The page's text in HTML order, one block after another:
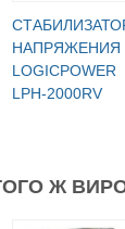
НАПРЯЖЕНИЯ
LOGICPOWER
LPH-2000RV
Ж